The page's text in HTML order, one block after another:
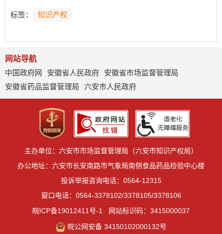
标签： 知识产权
网站导航
中国政府网
安徽省人民政府
安徽省市场监督管理局
安徽省药品监督管理局
六安市人民政府
主办单位：六安市市场监督管理局（六安市知识产权局）
办公地址：六安市长安南路市气象局南侧食品药品检验中心楼
投诉举报咨询电话：0564-12315
窗口电话：0564-3378102/3378105/3378106
皖ICP备19012411号-1
网站标识码：3415000037
皖公网安备 34150102000132号